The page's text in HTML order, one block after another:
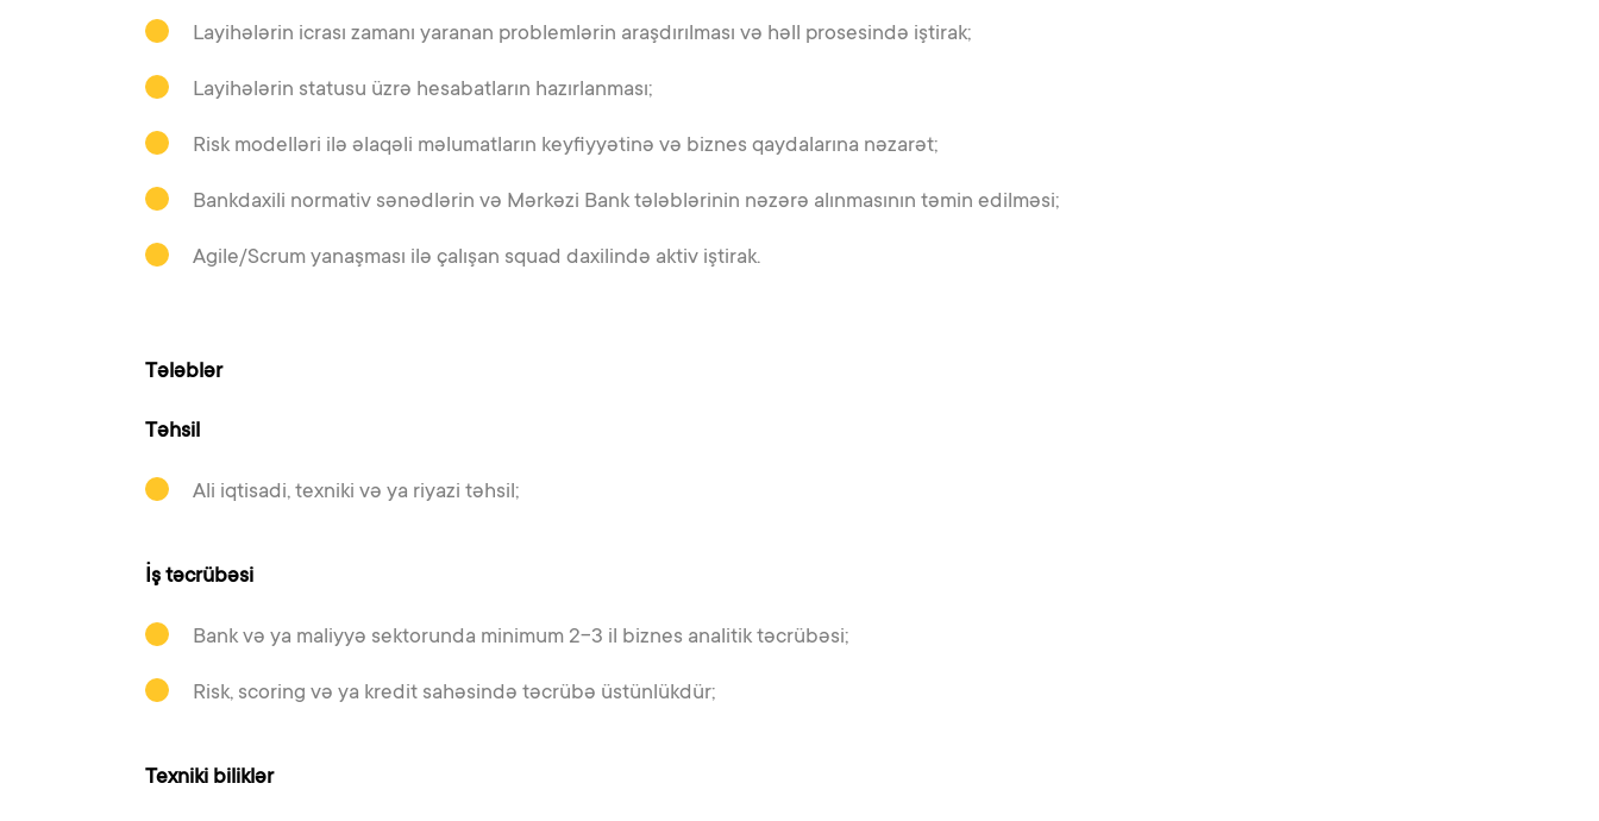
Layihələrin icrası zamanı yaranan problemlərin araşdırılması və həll prosesində iştirak;
Layihələrin statusu üzrə hesabatların hazırlanması;
Risk modelləri ilə əlaqəli məlumatların keyfiyyətinə və biznes qaydalarına nəzarət;
Bankdaxili normativ sənədlərin və Mərkəzi Bank tələblərinin nəzərə alınmasının təmin edilməsi;
Agile/Scrum yanaşması ilə çalışan squad daxilində aktiv iştirak.
Tələblər
Təhsil
Ali iqtisadi, texniki və ya riyazi təhsil;
İş təcrübəsi
Bank və ya maliyyə sektorunda minimum 2-3 il biznes analitik təcrübəsi;
Risk, scoring və ya kredit sahəsində təcrübə üstünlükdür;
Texniki biliklər